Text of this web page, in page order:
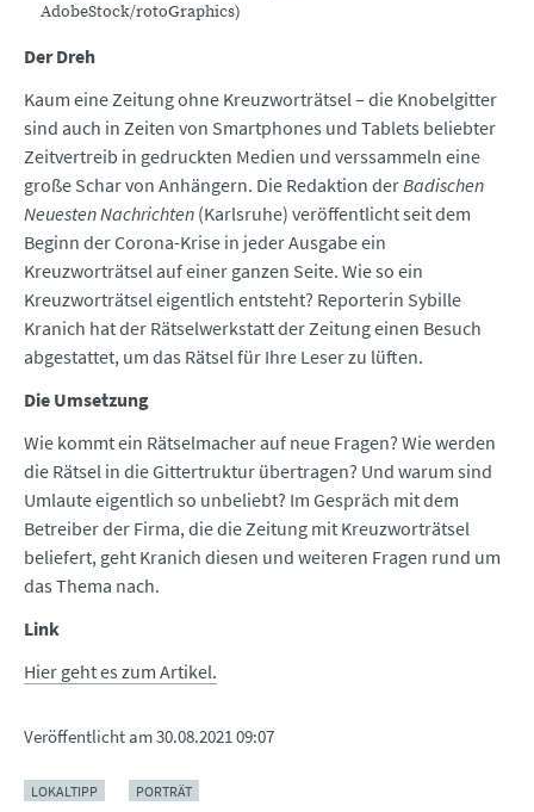
AdobeStock/rotoGraphics)
Der Dreh
Kaum eine Zeitung ohne Kreuzworträtsel – die Knobelgitter
sind auch in Zeiten von Smartphones und Tablets beliebter
Zeitvertreib in gedruckten Medien und verssammeln eine
große Schar von Anhängern. Die Redaktion derBadischen
Neuesten Nachrichten (Karlsruhe) veröffentlicht seit dem
Beginn der Corona-Krise in jeder Ausgabe ein
Kreuzworträtsel auf einer ganzen Seite. Wie so ein
Kreuzworträtsel eigentlich entsteht? Reporterin Sybille
Kranich hat der Rätselwerkstatt der Zeitung einen Besuch
abgestattet, um das Rätsel für Ihre Leser zu lüften.
Die Umsetzung
Wie kommt ein Rätselmacher auf neue Fragen? Wie werden
die Rätsel in die Gittertruktur übertragen? Und warum sind
Umlaute eigentlich so unbeliebt? Im Gespräch mit dem
Betreiber der Firma, die die Zeitung mit Kreuzworträtsel
beliefert, geht Kranich diesen und weiteren Fragen rund um
das Thema nach.
Link
Hier geht es zum Artikel.
Veröffentlicht am30.08.2021 09:07
LOKALTIPP PORTRÄT